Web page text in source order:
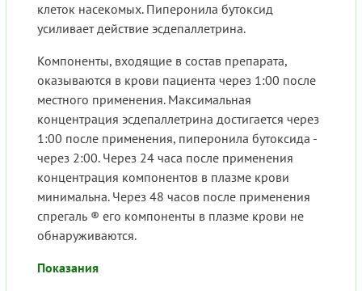
клеток насекомых. Пиперонила бутоксид
усиливает действие эсдепаллетрина.
Компоненты, входящие в состав препарата,
оказываются в крови пациента через 1:00 после
местного применения. Максимальная
концентрация эсдепаллетрина достигается через
1:00 после применения, пиперонила бутоксида -
через 2:00. Через 24 часа после применения
концентрация компонентов в плазме крови
минимальна. Через 48 часов после применения
спрегаль ® его компоненты в плазме крови не
обнаруживаются.
Показания